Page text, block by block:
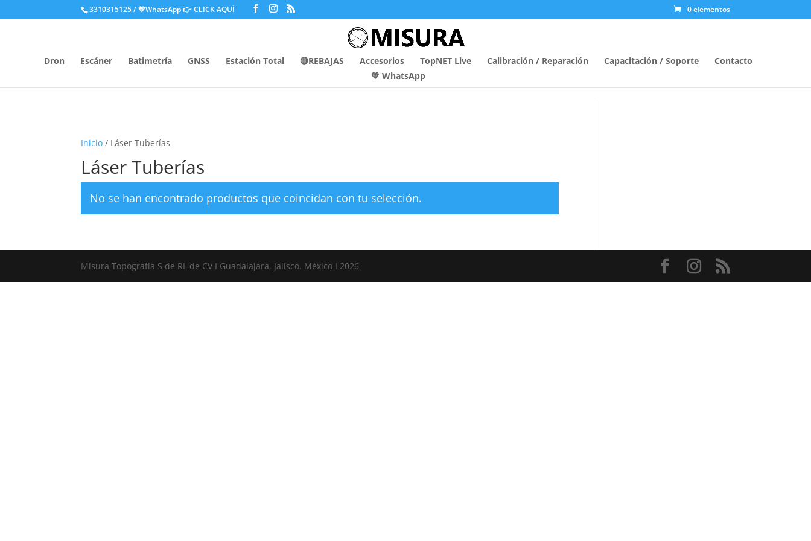
3310315125 / 💚WhatsApp👉 CLICK AQUÍ 0 elementos
Dron Escáner Batimetría GNSS Estación Total 🔴REBAJAS Accesorios TopNET Live Calibración / Reparación Capacitación / Soporte
Contacto
💚 WhatsApp
Inicio / Láser Tuberías
Láser Tuberías
No se han encontrado productos que coincidan con tu selección.
Misura Topografía S de RL de CV I Guadalajara, Jalisco. México I 2026